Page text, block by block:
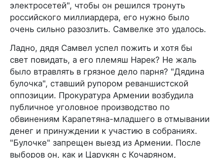
электросетей", чтобы он решился тронуть
российского миллиардера, его нужно было
очень сильно разозлить. Самвелке это удалось.
Ладно, дядя Самвел успел пожить и хотя бы
свет повидать, а его племяш Нарек? Не жаль
было втравлять в грязное дело парня? "Дядина
булочка", ставший рупором реваншистской
оппозиции. Прокуратура Армении возбудила
публичное уголовное производство по
обвинениям Карапетяна-младшего в отмывании
денег и принуждении к участию в собраниях.
"Булочке" запрещен выезд из Армении. После
выборов он, как и Царукян с Кочаряном,